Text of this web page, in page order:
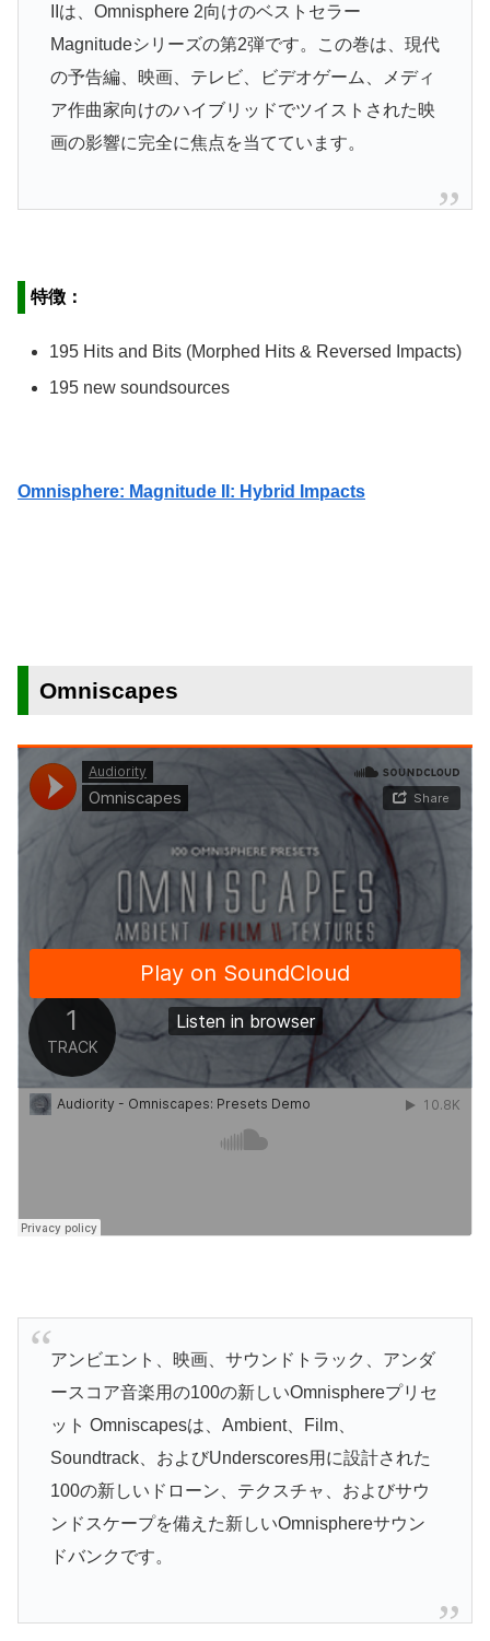
IIは、Omnisphere 2向けのベストセラー
Magnitudeシリーズの第2弾です。この巻は、現代
の予告編、映画、テレビ、ビデオゲーム、メディ
ア作曲家向けのハイブリッドでツイストされた映
画の影響に完全に焦点を当てています。
特徴：
195 Hits and Bits (Morphed Hits & Reversed Impacts)
195 new soundsources
Omnisphere: Magnitude II: Hybrid Impacts
Omniscapes
アンビエント、映画、サウンドトラック、アンダ
ースコア音楽用の100の新しいOmnisphereプリセ
ット Omniscapesは、Ambient、Film、
Soundtrack、およびUnderscores用に設計された
100の新しいドローン、テクスチャ、およびサウ
ンドスケープを備えた新しいOmnisphereサウン
ドバンクです。